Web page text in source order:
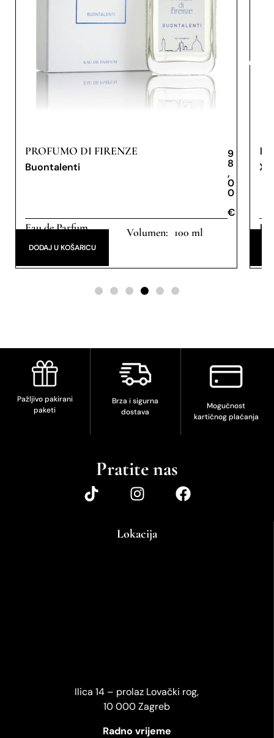
PROFUMO DI FIRENZE
Buontalenti
9
8
,
0
0
€
Eau de Parfum 100 ml
DODAJ U KOŠARICU
Pažljivo pakirani
paketi
Brza i sigurna
dostava
Mogućnost
kartičnog plaćanja
Pratite nas
Lokacija
Ilica 14 – prolaz Lovački rog,
10 000 Zagreb
Radno vrijeme